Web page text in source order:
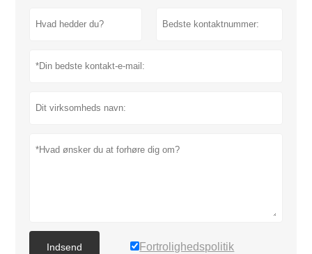
Indsend Fortrolighedspolitik